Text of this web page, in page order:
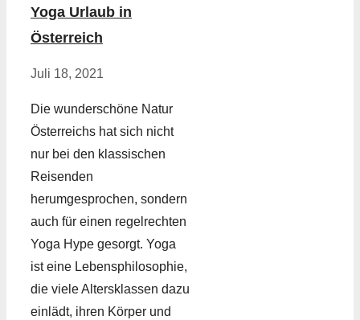
Yoga Urlaub in
Österreich
Juli 18, 2021
Die wunderschöne Natur
Österreichs hat sich nicht
nur bei den klassischen
Reisenden
herumgesprochen, sondern
auch für einen regelrechten
Yoga Hype gesorgt. Yoga
ist eine Lebensphilosophie,
die viele Altersklassen dazu
einlädt, ihren Körper und